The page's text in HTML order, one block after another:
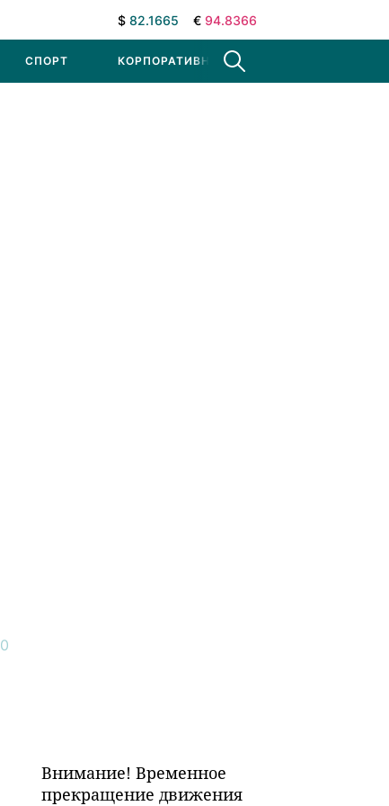
$ 82.1665 € 94.8366
СПОРТ КОРПОРАТИВНЫЕ НОВОСТИ
Внимание! Временное
прекращение движения